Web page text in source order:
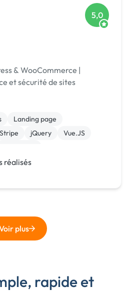
5,0
& WooCommerce |
et sécurité de sites
Landing page
Stripe jQuery
Vue.JS
réalisés
plus
rapide et